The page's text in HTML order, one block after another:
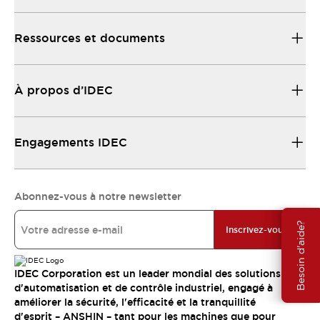
Besoin d'aide?
Ressources et documents
À propos d’IDEC
Engagements IDEC
Abonnez-vous à notre newsletter
Inscrivez-vous
IDEC Corporation est un leader mondial des solutions
d'automatisation et de contrôle industriel, engagé à
améliorer la sécurité, l'efficacité et la tranquillité
d'esprit – ANSHIN – tant pour les machines que pour